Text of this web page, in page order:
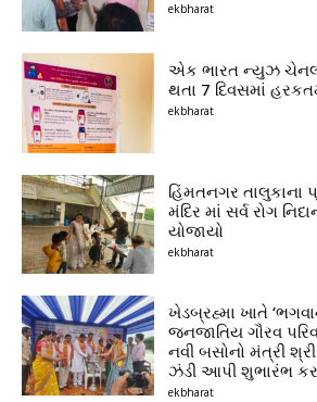
ekbharat
એક ભારત ન્યુઝ
થતા 7 દિવસમાં
ekbharat
હિંમતનગર તાલુકાના
મંદિર માં સર્વ રોગ
યોજાયો
ekbharat
ખેડબ્રહ્મા ખાતે
જનજાતિય ગૌરવ
નવી બસોનો મંત્રી
ઝંડી આપી શુભારંભ
ekbharat